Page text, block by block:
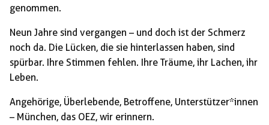
genommen.
Neun Jahre sind vergangen – und doch ist der Schmerz
noch da. Die Lücken, die sie hinterlassen haben, sind
spürbar. Ihre Stimmen fehlen. Ihre Träume, ihr Lachen, ihr
Leben.
Angehörige, Überlebende, Betroffene, Unterstützer*innen
– München, das OEZ, wir erinnern.